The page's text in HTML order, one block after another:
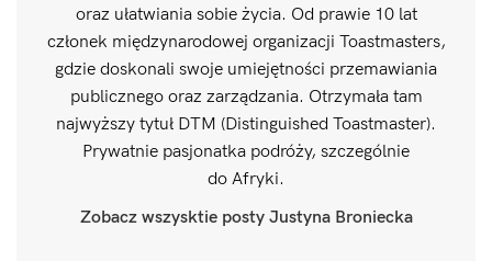
oraz ułatwiania sobie życia. Od prawie 10 lat
członek międzynarodowej organizacji Toastmasters,
gdzie doskonali swoje umiejętności przemawiania
publicznego oraz zarządzania. Otrzymała tam
najwyższy tytuł DTM (Distinguished Toastmaster).
Prywatnie pasjonatka podróży, szczególnie
do Afryki.
Zobacz wszysktie posty Justyna Broniecka